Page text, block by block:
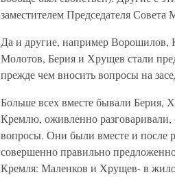
заместителем Председателя
Да и другие, например Ворошилов,
Молотов, Берия и Хрущев стали
прежде чем вносить вопросы на
Больше всех вместе бывали Берия,
Кремлю, оживленно
вопросы. Они были вместе и после
совершенно правильно
Кремля: Маленков и Хрущев- в